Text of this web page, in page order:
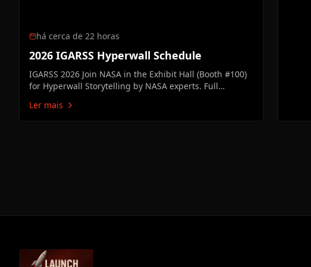
há cerca de 22 horas
2026 IGARSS Hyperwall Schedule
IGARSS 2026 Join NASA in the Exhibit Hall (Booth #100)
for Hyperwall Storytelling by NASA experts. Full
Technology Enabling the Future of Earth ScienceMike
Ler mais